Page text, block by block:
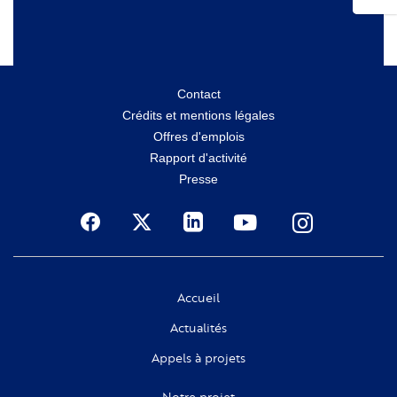
Contact
Crédits et mentions légales
Offres d'emplois
Rapport d'activité
Presse
Social
Accueil
Actualités
Appels à projets